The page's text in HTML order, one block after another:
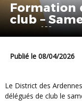
Formation
club –
Bazeilles
Publié le 08/04/2026
Le District des Ardennes de Football organise une formation des
délégués de club le